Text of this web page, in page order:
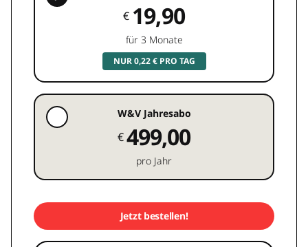
€ 19,90
für 3 Monate
NUR 0,22 € PRO TAG
W&V Jahresabo
€499,00
pro Jahr
Jetzt bestellen!